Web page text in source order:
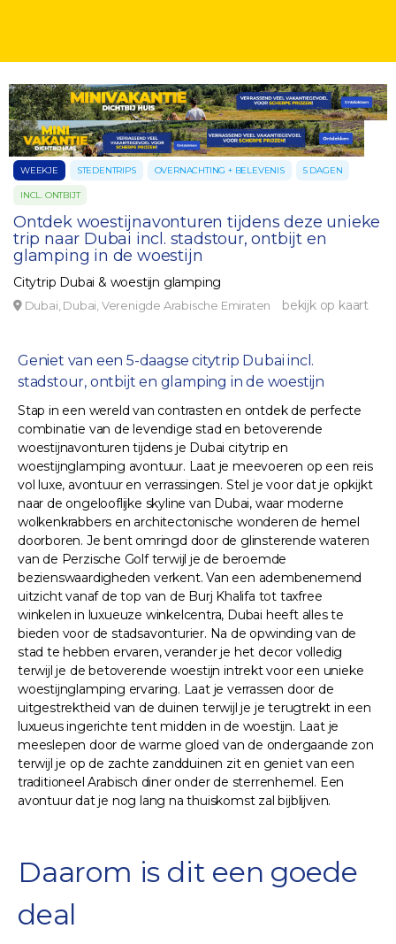
WEEKJE STEDENTRIPS OVERNACHTING + BELEVENIS 5 DAGEN
INCL. ONTBIJT
Ontdek woestijnavonturen tijdens deze unieke
trip naar Dubai incl. stadstour, ontbijt en
glamping in de woestijn
Citytrip Dubai & woestijn glamping
Dubai, Dubai, Verenigde Arabische Emiraten bekijk op kaart
Geniet van een 5-daagse citytrip Dubai incl.
stadstour, ontbijt en glamping in de woestijn
Stap in een wereld van contrasten en ontdek de perfecte
combinatie van de levendige stad en betoverende
woestijnavonturen tijdens je Dubai citytrip en
woestijnglamping avontuur. Laat je meevoeren op een reis
vol luxe, avontuur en verrassingen. Stel je voor dat je opkijkt
naar de ongelooflijke skyline van Dubai, waar moderne
wolkenkrabbers en architectonische wonderen de hemel
doorboren. Je bent omringd door de glinsterende wateren
van de Perzische Golf terwijl je de beroemde
bezienswaardigheden verkent. Van een adembenemend
uitzicht vanaf de top van de Burj Khalifa tot taxfree
winkelen in luxueuze winkelcentra, Dubai heeft alles te
bieden voor de stadsavonturier. Na de opwinding van de
stad te hebben ervaren, verander je het decor volledig
terwijl je de betoverende woestijn intrekt voor een unieke
woestijnglamping ervaring. Laat je verrassen door de
uitgestrektheid van de duinen terwijl je je terugtrekt in een
luxueus ingerichte tent midden in de woestijn. Laat je
meeslepen door de warme gloed van de ondergaande zon
terwijl je op de zachte zandduinen zit en geniet van een
traditioneel Arabisch diner onder de sterrenhemel. Een
avontuur dat je nog lang na thuiskomst zal bijblijven.
Daarom is dit een goede
deal